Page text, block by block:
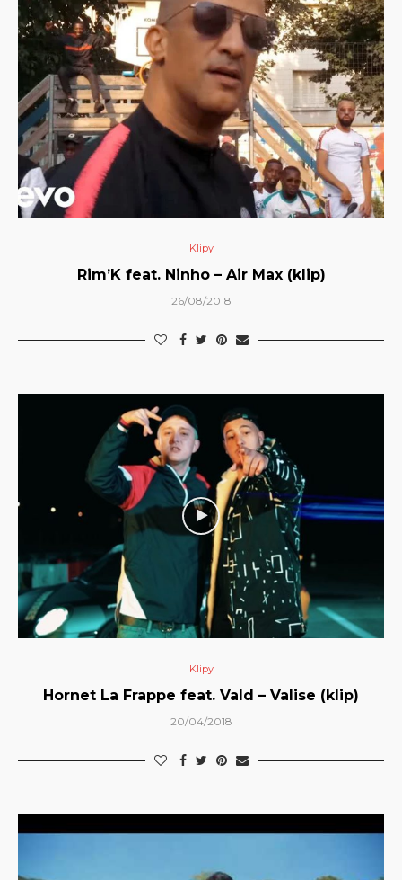
Klipy
Rim’K feat. Ninho – Air Max (klip)
26/08/2018
Klipy
Hornet La Frappe feat. Vald – Valise (klip)
20/04/2018